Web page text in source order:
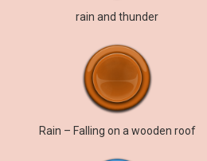
rain and thunder
Rain – Falling on a wooden roof